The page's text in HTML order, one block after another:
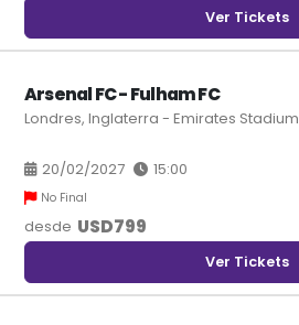
Ver Tickets
Arsenal FC - Fulham FC
Londres, Inglaterra - Emirates Stadium
20/02/2027 15:00
No Final
desde USD799
Ver Tickets